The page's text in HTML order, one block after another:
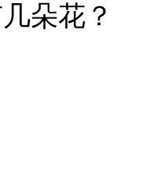
朵花？